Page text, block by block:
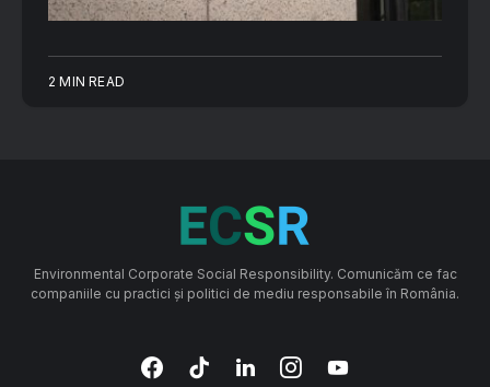
2 MIN READ
Environmental Corporate Social Responsibility. Comunicăm ce fac
companiile cu practici și politici de mediu responsabile în România.